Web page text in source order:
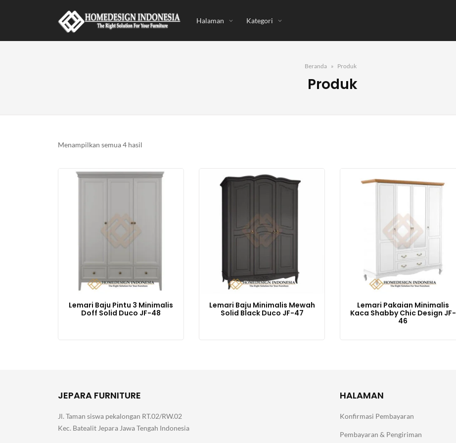
Halaman Kategori
Beranda Produk
Produk
Menampilkan semua 4 hasil
yang
terbaru
Lemari Baju Pintu 3 Minimalis
Doff Solid Duco JF-48
Lemari Baju Minimalis Mewah
Solid Black Duco JF-47
Lemari Pakaian Minimalis
Kaca Shabby Chic Design JF-
46
JEPARA FURNITURE
Jl. Taman siswa pekalongan RT.02/RW.02
Kec. Batealit Jepara Jawa Tengah Indonesia
HALAMAN
Konfirmasi Pembayaran
Pembayaran & Pengiriman